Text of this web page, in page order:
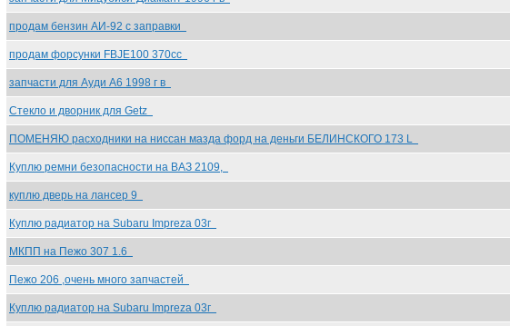
продам бензин АИ-92 с заправки
продам форсунки FBJE100 370сс
запчасти для Ауди А6 1998 г в
Стекло и дворник для Getz
ПОМЕНЯЮ расходники на ниссан мазда форд на деньги БЕЛИНСКОГО 173 L
Куплю ремни безопасности на ВАЗ 2109,
куплю дверь на лансер 9
Куплю радиатор на Subaru Impreza 03г
МКПП на Пежо 307 1.6
Пежо 206 ,очень много запчастей
Куплю радиатор на Subaru Impreza 03г